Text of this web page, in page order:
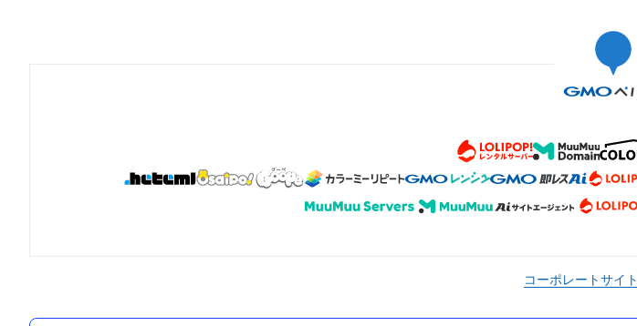
コーポレートサイト